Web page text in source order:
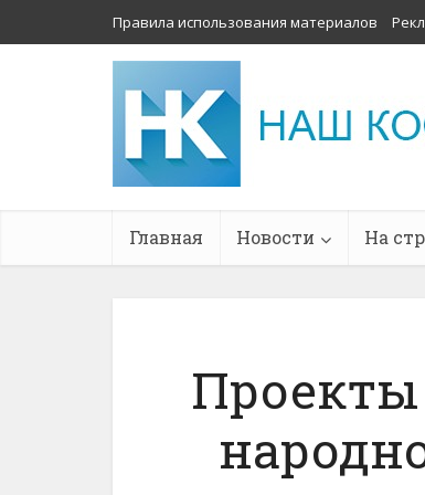
Правила использования материалов
Главная Новости На